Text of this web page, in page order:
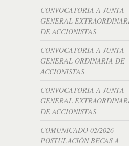
CONVOCATORIA A JUNTA
GENERAL
DE ACCIONISTAS
CONVOCATORIA A JUNTA
GENERAL ORDINARIA DE
ACCIONISTAS
CONVOCATORIA A JUNTA
GENERAL
DE ACCIONISTAS
COMUNICADO 02/2026
POSTULACIÓN BECAS A